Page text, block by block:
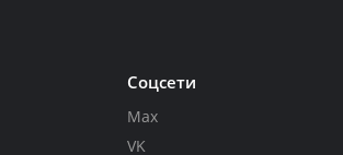
Соцсети
Max
VK